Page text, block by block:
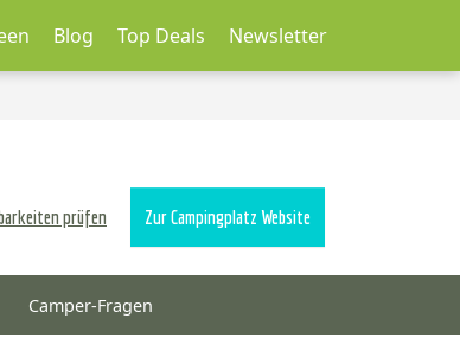
Blog Top Deals Newsletter
prüfen Zur Campingplatz Website
Camper-Fragen